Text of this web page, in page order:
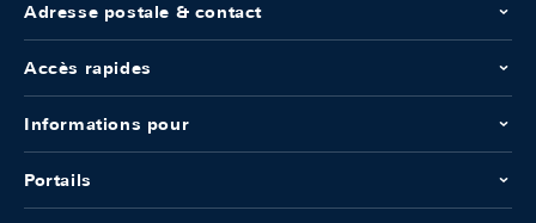
Adresse postale & contact
Accès rapides
Informations pour
Portails